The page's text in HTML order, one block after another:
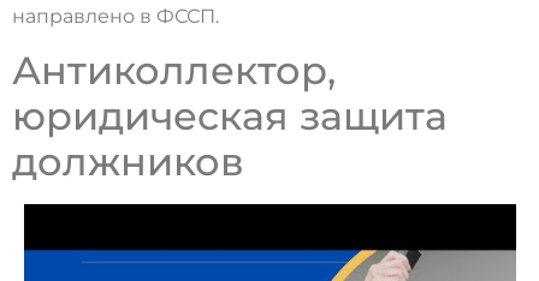
направлено в ФССП.
Антиколлектор,
юридическая защита
должников